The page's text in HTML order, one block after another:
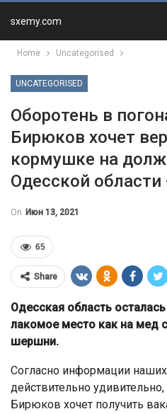
sxemy.com
Home Uncategorised
UNCATEGORISED
Оборотень в
Бирюков хочет
кормушке на
Одесской области
On Июн 13, 2021
65
Share
Одесская область
лакомое место как на мед
шершни.
Согласно информации наших
действительно
Бирюков хочет получить